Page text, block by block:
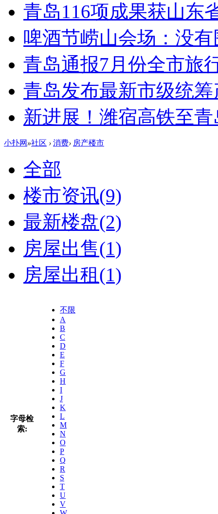
青岛116项成果获山东
啤酒节崂山会场：没有
青岛通报7月份全市旅
青岛发布最新市级统
新进展！潍宿高铁至
小扑网 »社区 › 消费› 房产楼市
全部
楼市资讯(9)
最新楼盘(2)
房屋出售(1)
房屋出租(1)
字母检
索:
不限
A
B
C
D
E
F
G
H
I
J
K
L
M
N
O
P
Q
R
S
T
U
V